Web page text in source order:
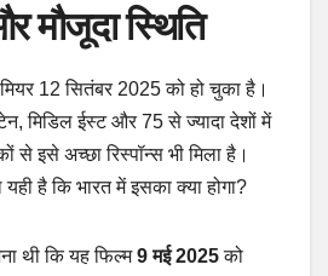
मौजूदा स्थिति
12 सितंबर 2025 को हो चुका है।
मिडिल ईस्ट और 75 से ज्यादा देशों में
से इसे अच्छा रिस्पॉन्स भी मिला है।
है कि भारत में इसका क्या होगा?
थी कि यह फिल्म9 मई 2025को